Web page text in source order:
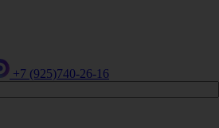
+7 (925)740-26-16